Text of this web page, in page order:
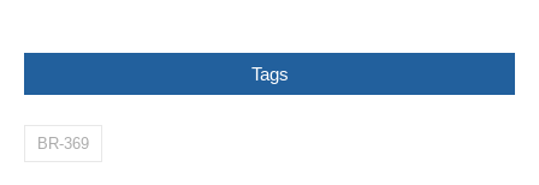
Tags
BR-369